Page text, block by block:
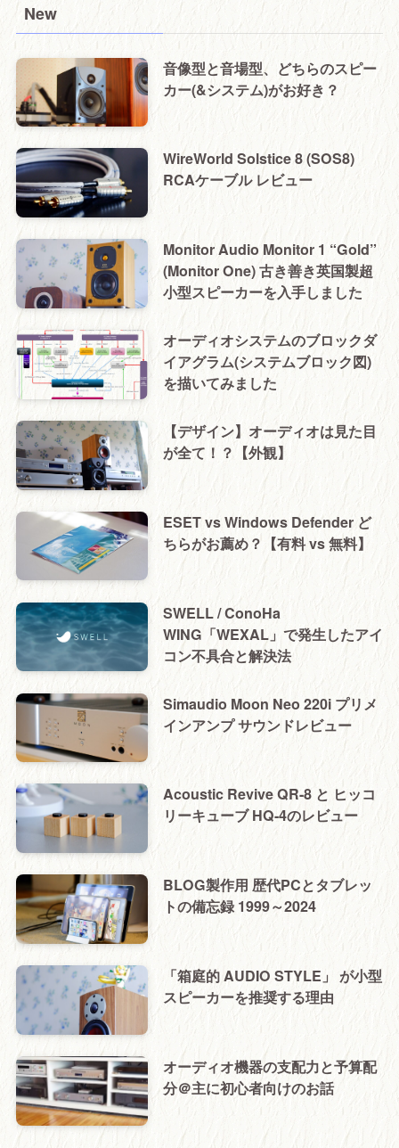
New
音像型と音場型、どちらのスピー
カー(&システム)がお好き？
WireWorld Solstice 8 (SOS8)
RCAケーブル レビュー
Monitor Audio Monitor 1 “Gold”
(Monitor One) 古き善き英国製超
小型スピーカーを入手しました
オーディオシステムのブロックダ
イアグラム(システムブロック図)
を描いてみました
【デザイン】オーディオは見た目
が全て！？【外観】
ESET vs Windows Defender ど
ちらがお薦め？【有料 vs 無料】
SWELL / ConoHa
WING「WEXAL」で発生したアイ
コン不具合と解決法
Simaudio Moon Neo 220i プリメ
インアンプ サウンドレビュー
Acoustic Revive QR-8 と ヒッコ
リーキューブ HQ-4のレビュー
BLOG製作用 歴代PCとタブレッ
トの備忘録 1999～2024
「箱庭的 AUDIO STYLE」 が小型
スピーカーを推奨する理由
オーディオ機器の支配力と予算配
分＠主に初心者向けのお話